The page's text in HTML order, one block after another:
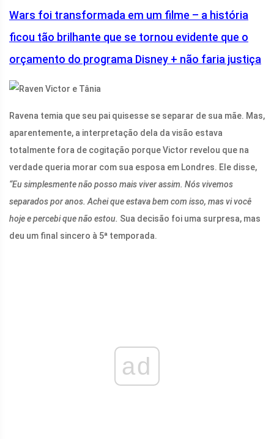
Wars foi transformada em um filme – a história
ficou tão brilhante que se tornou evidente que o
orçamento do programa Disney + não faria justiça
Ravena temia que seu pai quisesse se separar de sua mãe. Mas,
aparentemente, a interpretação dela da visão estava
totalmente fora de cogitação porque Victor revelou que na
verdade queria morar com sua esposa em Londres. Ele disse,
“Eu simplesmente não posso mais viver assim. Nós vivemos
separados por anos. Achei que estava bem com isso, mas vi você
hoje e percebi que não estou. Sua decisão foi uma surpresa, mas
deu um final sincero à 5ª temporada.
ad